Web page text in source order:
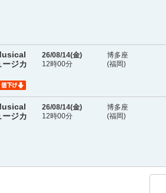
ージカ
26/08/14(金)
12時00分
博多座
(福岡)
ージカ
26/08/14(金)
12時00分
博多座
(福岡)